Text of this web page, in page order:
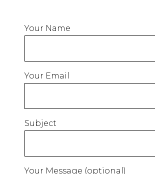
Your Name
Your Email
Subject
Your Message (optional)